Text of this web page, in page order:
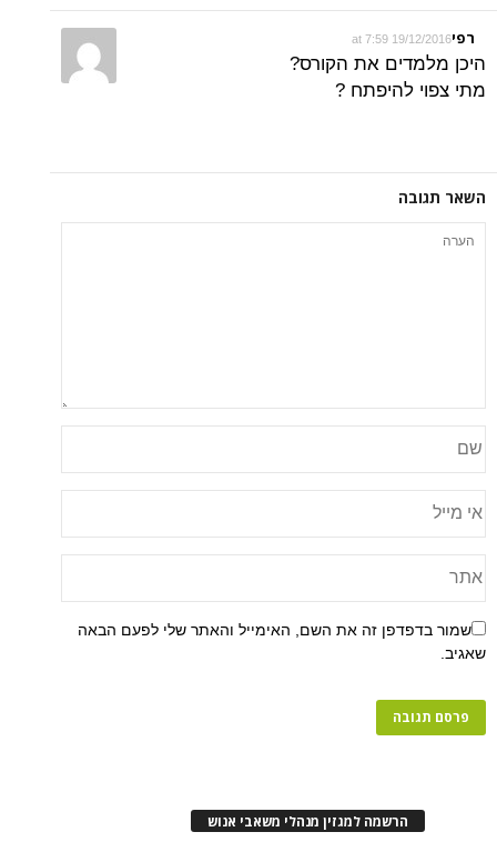
את הקורס?
?
זה את השם, האימייל והאתר שלי לפעם הבאה
הרשמה למגזין מנהלי משאבי אנוש